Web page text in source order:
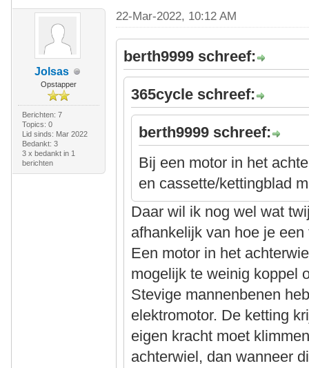
Jolsas
Opstapper
Berichten: 7
Topics: 0
Lid sinds: Mar 2022
Bedankt: 3
3 x bedankt in 1
berichten
22-Mar-2022, 10:12 AM
berth9999 schreef:
365cycle schreef:
berth9999 schreef:
Bij een motor in het
en cassette/kettingblad
Daar wil ik nog wel wat
afhankelijk van hoe je
Een motor in het
mogelijk te weinig koppel
Stevige mannenbenen
elektromotor. De ketting
eigen kracht moet
achterwiel, dan wanneer